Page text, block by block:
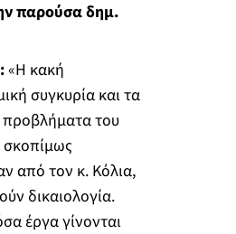
παρούσα δημ.
«Η κακή
συγκυρία και τα
προβλήματα του
από τον κ. Κόλια,
δικαιολογία.
έργα γίνονται